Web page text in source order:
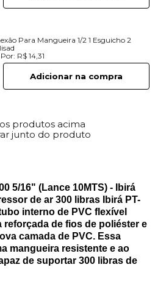
Para Mangueira 1/2 1 Esguicho 2
Por: R$ 14,31
Adicionar na compra
produtos acima
junto do produto
5/16" (Lance 10MTS) - Ibir
de ar 300 libras Ibirá PT-
interno de PVC flexível
reforçada de fios de poliéster e
camada de PVC. Essa
mangueira resistente e ao
de suportar 300 libras de